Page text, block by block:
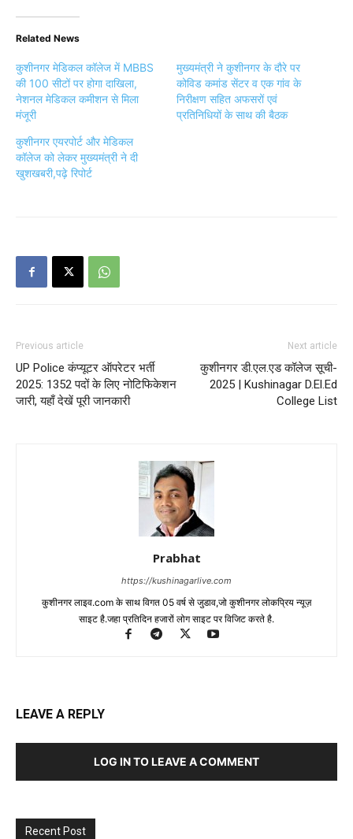
Related News
कुशीनगर मेडिकल कॉलेज में MBBS
की 100 सीटों पर होगा दाखिला,
नेशनल मेडिकल कमीशन से मिला
मंजूरी
मुख्यमंत्री ने कुशीनगर के दौरे पर
कोविड कमांड सेंटर व एक गांव के
निरीक्षण सहित अफसरों एवं
प्रतिनिधियों के साथ की बैठक
कुशीनगर एयरपोर्ट और मेडिकल
कॉलेज को लेकर मुख्यमंत्री ने दी
खुशखबरी,पढ़े रिपोर्ट
Previous article
UP Police कंप्यूटर ऑपरेटर भर्ती
2025: 1352 पदों के लिए नोटिफिकेशन
जारी, यहाँ देखें पूरी जानकारी
Next article
कुशीनगर डी.एल.एड कॉलेज सूची-
2025 | Kushinagar D.El.Ed
College List
Prabhat
https://kushinagarlive.com
कुशीनगर लाइव.com के साथ विगत 05 वर्ष से जुडाव,जो कुशीनगर लोकप्रिय न्यूज़
साइट है.जहा प्रतिदिन हजारों लोग साइट पर विजिट करते है.
LEAVE A REPLY
LOG IN TO LEAVE A COMMENT
Recent Post